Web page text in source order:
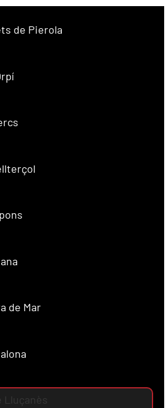
de Pierola
de Mar
Lluçanès